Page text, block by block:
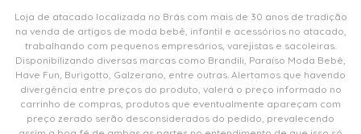
Loja de atacado localizada no Brás com mais de 30 anos de tradição
na venda de artigos de moda bebê, infantil e acessórios no atacado,
trabalhando com pequenos empresários, varejistas e sacoleiras.
Disponibilizando diversas marcas como Brandili, Paraíso Moda Bebê,
Have Fun, Burigotto, Galzerano, entre outras. Alertamos que havendo
divergência entre preços do produto, valerá o preço informado no
carrinho de compras, produtos que eventualmente apareçam com
preço zerado serão desconsiderados do pedido, prevalecendo